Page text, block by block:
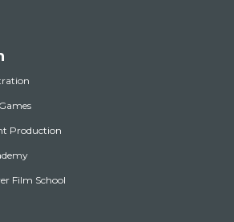
Production
Film School